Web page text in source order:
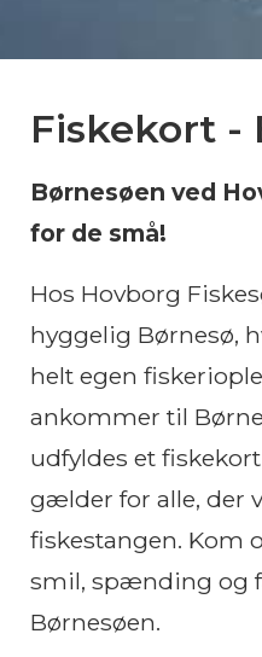
Fiskekort -
Børnesøen ved
for de små!
Hos Hovborg
hyggelig Børnesø,
helt egen
ankommer til
udfyldes et
gælder for alle, der
fiskestangen. Kom
smil, spænding og
Børnesøen.